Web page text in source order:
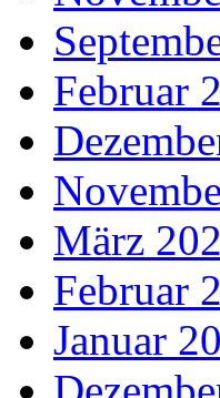
Februar
März
Februar
Januar